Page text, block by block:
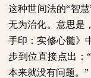
这种世间法的“智
无为治化。意思是
手印：实修心髓》
步到位直接点出：
本来就没有问题。”